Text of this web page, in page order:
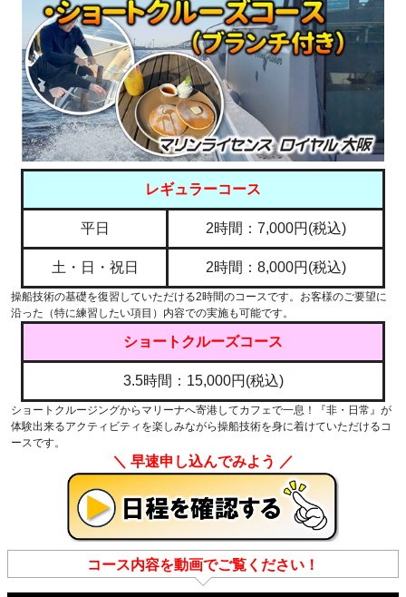
レギュラーコース
平日 2時間：7,000円(税込)
土・日・祝日 2時間：8,000円(税込)
操船技術の基礎を復習していただける2時間のコースです。お客様のご要望に
沿った（特に練習したい項目）内容での実施も可能です。
ショートクルーズコース
3.5時間：15,000円(税込)
ショートクルージングからマリーナへ寄港してカフェで一息！『非・日常』が
体験出来るアクティビティを楽しみながら操船技術を身に着けていただけるコ
ースです。
＼ 早速申し込んでみよう ／
コース内容を動画でご覧ください！